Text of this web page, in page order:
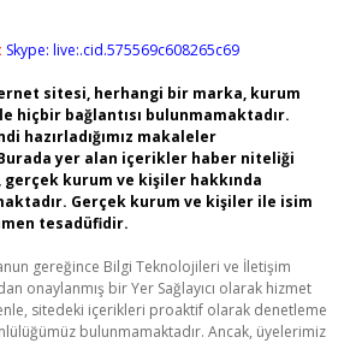
Skype: live:.cid.575569c608265c69
sitesi, herhangi bir marka, kurum
hiçbir bağlantısı bulunmamaktadır.
hazırladığımız makaleler
yer alan içerikler haber niteliği
gerçek kurum ve kişiler hakkında
Gerçek kurum ve kişiler ile isim
tesadüfidir.
gereğince Bilgi Teknolojileri ve İletişim
onaylanmış bir Yer Sağlayıcı olarak hizmet
sitedeki içerikleri proaktif olarak denetleme
bulunmamaktadır. Ancak, üyelerimiz